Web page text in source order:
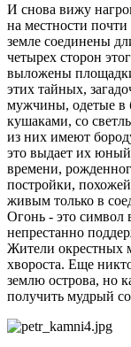
И снова вижу
на местности почти
земле соединены
четырех сторон
выложены
этих тайных,
мужчины, одетые в
кушаками, со
из них имеют
это выдает их юный
времени,
постройки,
живым только в
Огонь - это символ
непрестанно
Жители окрестных
хвороста. Еще
землю острова, но
получить мудрый